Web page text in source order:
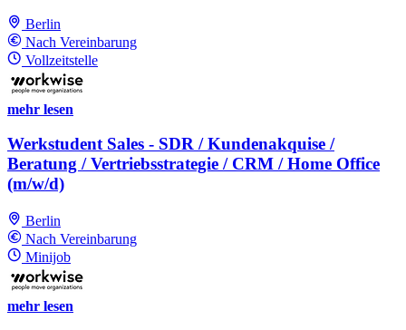
Berlin
Nach Vereinbarung
Vollzeitstelle
mehr lesen
Werkstudent Sales - SDR / Kundenakquise /
Beratung / Vertriebsstrategie / CRM / Home Office
(m/w/d)
Berlin
Nach Vereinbarung
Minijob
mehr lesen